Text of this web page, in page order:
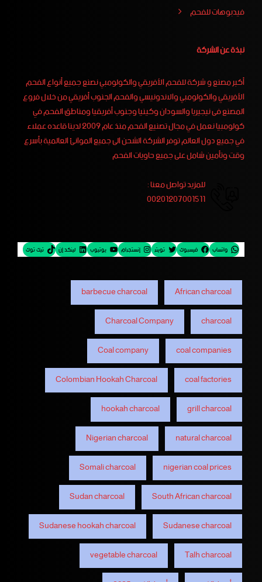
فيدبوهات للفحم
نبذة عن الشركة
أكبر مصنع و شركة للفحم الأفريقي والكولومبي نصنع جميع أنواع الفحم
الأفريقي والكولومبي والاندونيسي والفحم الجنوب أفريقي من خلال فروع
المصنع فى نيجيريا والسودان وكينيا وجنوب أفريقيا ومناطق الفحم في
كولومبيا نعمل في مجال تصنيع الفحم منذ عام 2009 لدينا قاعده عملاء
في جميع دول العالم توفر الشركة الشحن الى جميع الموانئ العالمية بأسرع
وقت وتأمين شامل على جميع حاويات الفحم
للمزيد تواصل معنا :
00201207001511
واتساب فيسبوك تويتر إنستجرام يوتيوب لينكد إن تيك توك
African charcoal
barbecue charcoal
charcoal
Charcoal Company
coal companies
Coal company
coal factories
Colombian Hookah Charcoal
grill charcoal
hookah charcoal
natural charcoal
Nigerian charcoal
nigerian coal prices
Somali charcoal
South African charcoal
Sudan charcoal
Sudanese charcoal
Sudanese hookah charcoal
Talh charcoal
vegetable charcoal